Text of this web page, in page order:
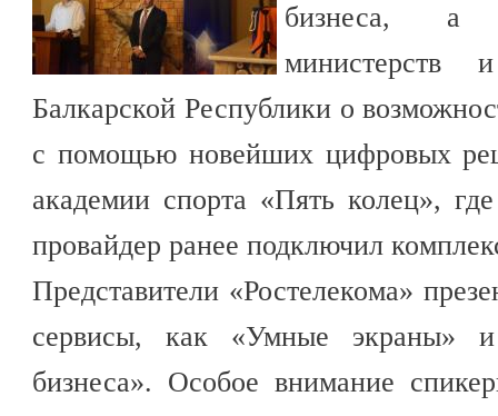
бизнеса, а
министерств
Балкарской Республики о
с помощью новейших цифровых
академии спорта «Пять колец»,
провайдер ранее подключил
Представители «Ростелекома»
сервисы, как «Умные экраны» и
бизнеса». Особое внимание